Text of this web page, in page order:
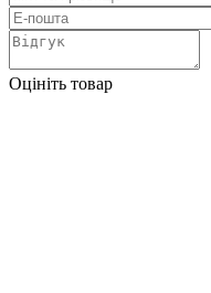
Оцініть товар